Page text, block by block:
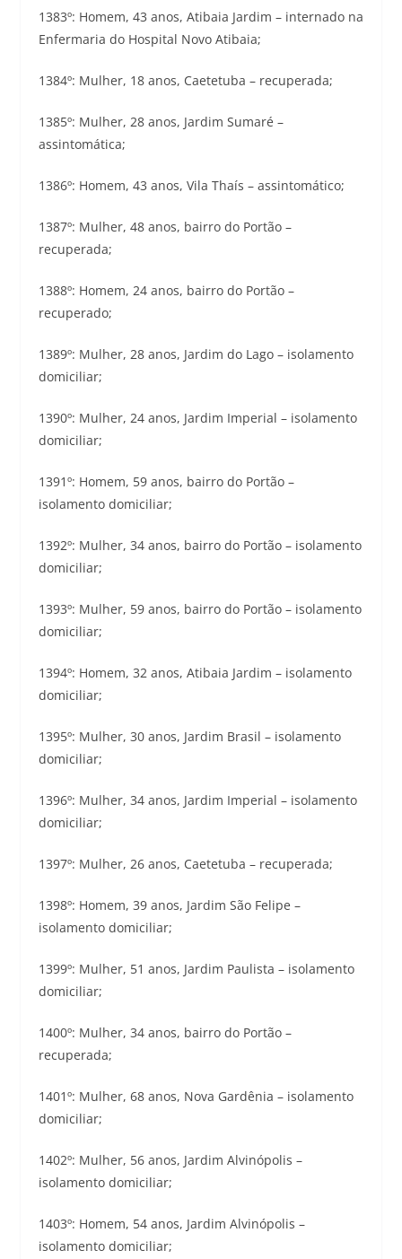
1383º: Homem, 43 anos, Atibaia Jardim – internado na
Enfermaria do Hospital Novo Atibaia;
1384º: Mulher, 18 anos, Caetetuba – recuperada;
1385º: Mulher, 28 anos, Jardim Sumaré –
assintomática;
1386º: Homem, 43 anos, Vila Thaís – assintomático;
1387º: Mulher, 48 anos, bairro do Portão –
recuperada;
1388º: Homem, 24 anos, bairro do Portão –
recuperado;
1389º: Mulher, 28 anos, Jardim do Lago – isolamento
domiciliar;
1390º: Mulher, 24 anos, Jardim Imperial – isolamento
domiciliar;
1391º: Homem, 59 anos, bairro do Portão –
isolamento domiciliar;
1392º: Mulher, 34 anos, bairro do Portão – isolamento
domiciliar;
1393º: Mulher, 59 anos, bairro do Portão – isolamento
domiciliar;
1394º: Homem, 32 anos, Atibaia Jardim – isolamento
domiciliar;
1395º: Mulher, 30 anos, Jardim Brasil – isolamento
domiciliar;
1396º: Mulher, 34 anos, Jardim Imperial – isolamento
domiciliar;
1397º: Mulher, 26 anos, Caetetuba – recuperada;
1398º: Homem, 39 anos, Jardim São Felipe –
isolamento domiciliar;
1399º: Mulher, 51 anos, Jardim Paulista – isolamento
domiciliar;
1400º: Mulher, 34 anos, bairro do Portão –
recuperada;
1401º: Mulher, 68 anos, Nova Gardênia – isolamento
domiciliar;
1402º: Mulher, 56 anos, Jardim Alvinópolis –
isolamento domiciliar;
1403º: Homem, 54 anos, Jardim Alvinópolis –
isolamento domiciliar;